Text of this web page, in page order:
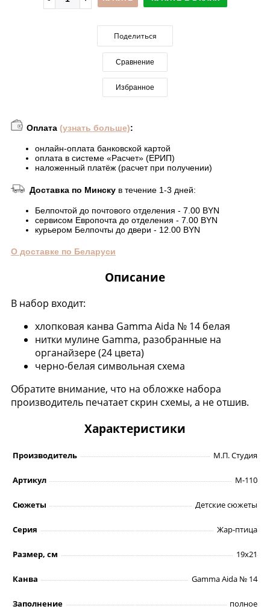
Поделиться
Сравнение
Избранное
Оплата (узнать больше):
онлайн-оплата банковской картой
оплата в системе «Расчет» (ЕРИП)
наложенный платёж (расчет при получении)
Доставка по Минску в течение 1-3 дней:
Белпочтой до почтового отделения - 7.00 BYN
сервисом Европочта до отделения - 7.00 BYN
курьером Белпочты до двери - 12.00 BYN
О доставке по Беларуси
Описание
В набор входит:
хлопковая канва Gamma Aida № 14 белая
нитки мулине Gamma, разобранные на
органайзере (24 цвета)
черно-белая символьная схема
Обратите внимание, что на обложке набора
производитель печатает скрин схемы, а не отшив.
Характеристики
Производитель М.П. Студия
Артикул М-110
Сюжеты Детские сюжеты
Серия Жар-птица
Размер, см 19х21
Канва Gamma Aida № 14
Заполнение полное